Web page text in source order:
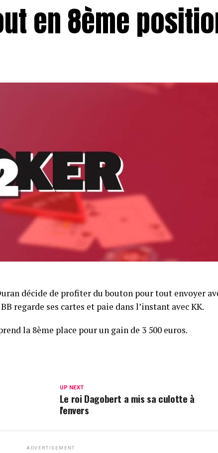
en 8ème
décide de profiter du bouton pour tout envoyer
regarde ses cartes et paie dans l’instant avec KK.
la 8ème place pour un gain de 3 500 euros.
UP NEXT
Le roi Dagobert a mis sa culotte à
l'envers
ADVERTISEMENT